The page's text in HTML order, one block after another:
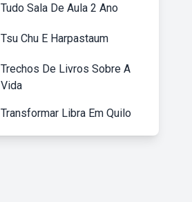
Tudo Sala De Aula 2 Ano
Tsu Chu E Harpastaum
Trechos De Livros Sobre A
Vida
Transformar Libra Em Quilo